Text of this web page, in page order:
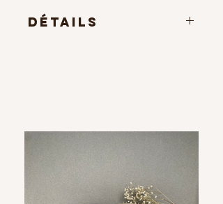
Détails